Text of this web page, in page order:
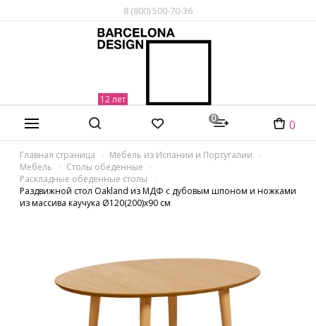
8 (800) 500-70-36
0 0
Главная страница
Мебель из Испании и Португалии
Мебель
Столы обеденные
Раскладные обеденные столы
Раздвижной стол Oakland из МДФ с дубовым шпоном и ножками
из массива каучука Ø120(200)x90 см